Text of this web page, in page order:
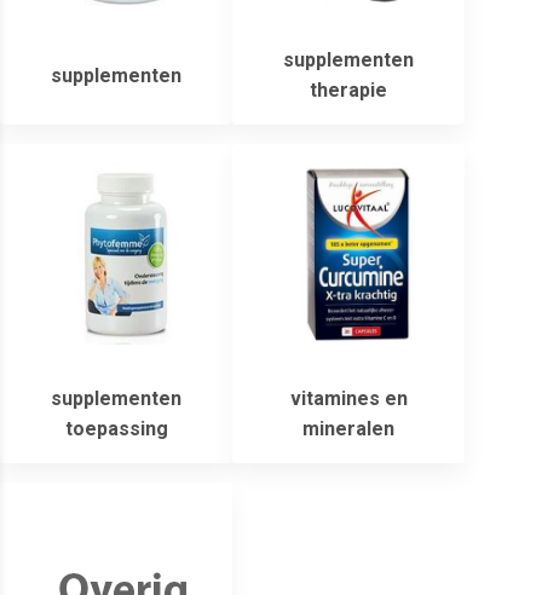
supplementen
supplementen
therapie
supplementen
toepassing
vitamines en
mineralen